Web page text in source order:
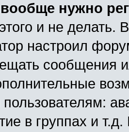
нужно
и не делать.
настроил
сообщения
в группах и